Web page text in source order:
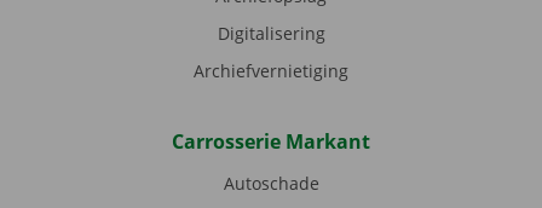
Digitalisering
Archiefvernietiging
Carrosserie Markant
Autoschade